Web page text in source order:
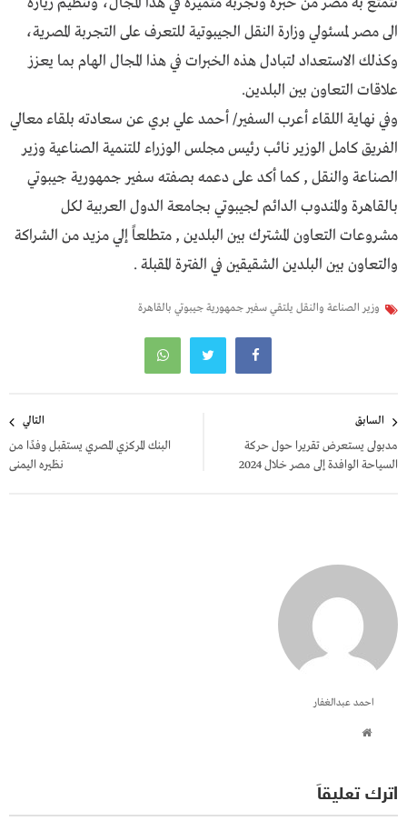
الى مصر لمسئولي وزارة النقل الجيبوتية للتعرف على التجربة المصرية،
وكذلك الاستعداد لتبادل هذه الخبرات في هذا المجال الهام بما يعزز
علاقات التعاون بين البلدين.
وفي نهاية اللقاء أعرب السفير/ أحمد علي بري عن سعادته بلقاء معالي
الفريق كامل الوزير نائب رئيس مجلس الوزراء للتنمية الصناعية وزير
الصناعة والنقل , كما أكد على دعمه بصفته سفير جمهورية جيبوتي
بالقاهرة والمندوب الدائم لجيبوتي بجامعة الدول العربية لكل
مشروعات التعاون المشترك بين البلدين , متطلعاً إلي مزيد من الشراكة
والتعاون بين البلدين الشقيقين في الفترة المقبلة .
وزير الصناعة والنقل يلتقي سفير جمهورية جيبوتي بالقاهرة
المقالات
السابق
مدبولى يستعرض تقريرا حول حركة
السياحة الوافدة إلى مصر خلال 2024
التالي
البنك المركزي المصري يستقبل وفدًا من
نظيره اليمنى
احمد عبدالغفار
اترك تعليقاً